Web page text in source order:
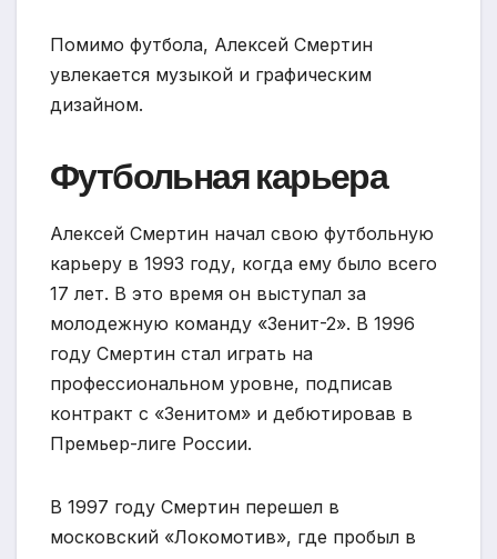
Помимо футбола, Алексей Смертин
увлекается музыкой и графическим
дизайном.
Футбольная карьера
Алексей Смертин начал свою футбольную
карьеру в 1993 году, когда ему было всего
17 лет. В это время он выступал за
молодежную команду «Зенит-2». В 1996
году Смертин стал играть на
профессиональном уровне, подписав
контракт с «Зенитом» и дебютировав в
Премьер-лиге России.
В 1997 году Смертин перешел в
московский «Локомотив», где пробыл в